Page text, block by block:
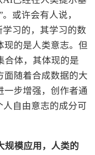
或许会有人说，
学习的，其学习的数
现的是人类意志。但
合体，其体现的是
面随着合成数据的大
一步增强，创作者通
人自由意志的成分可
规模应用，人类的